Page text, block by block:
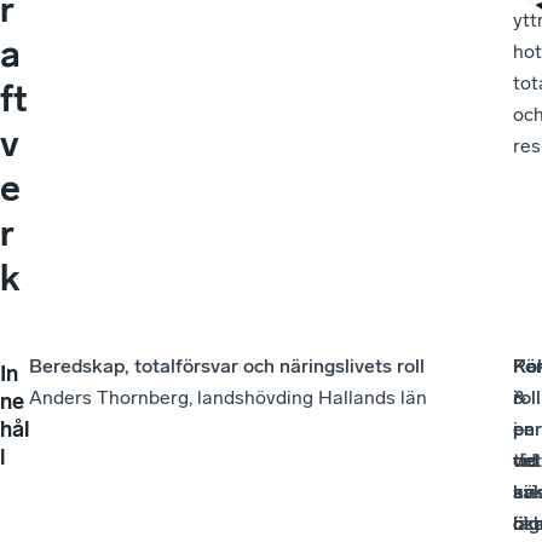
r
a
ft
v
e
r
k
In
ne
hål
l
Beredskap, totalförsvar och näringslivets roll
Anders Thornberg, landshövding Hallands län
roll
i
det
&
vid
i
en
tid
av